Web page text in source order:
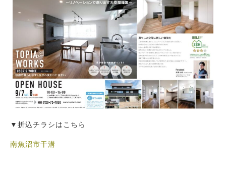
▼折込チラシはこちら
南魚沼市干溝